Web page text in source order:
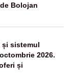
Bolojan
și sistemul
2026.
și